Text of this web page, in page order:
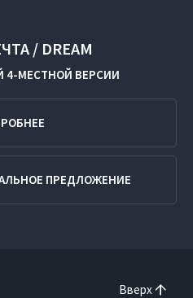
/ DREAM
4-МЕСТНОЙ ВЕРСИИ
ПРЕДЛОЖЕНИЕ
Вверх